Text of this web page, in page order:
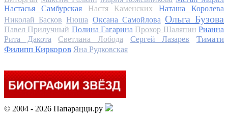
Настасья Самбурская
Настя Каменских
Наташа Королева
Николай Басков Нюша Оксана Самойлова Ольга Бузова
Павел Прилучный Полина Гагарина Прохор Шаляпин Рианна
Рита Дакота
Светлана Лобода Сергей Лазарев
Тимати
Филипп Киркоров Яна Рудковская
© 2004 - 2026 Папарацци.ру